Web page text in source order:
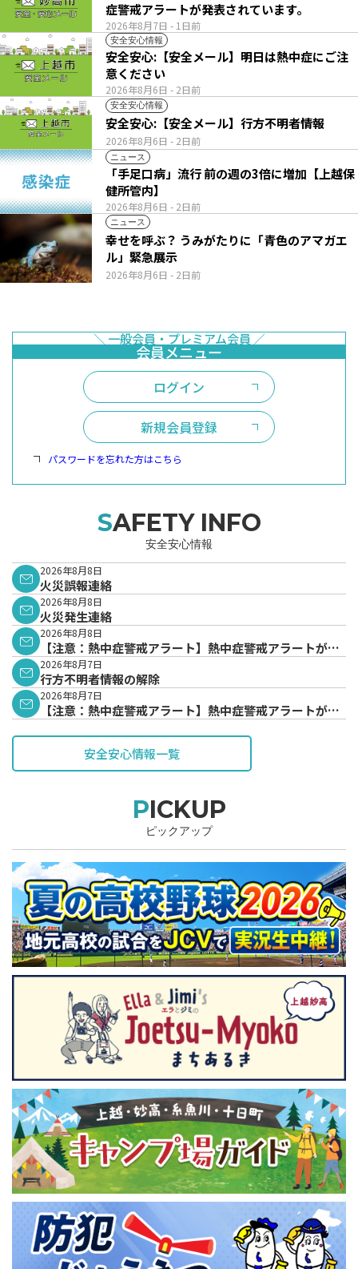
2026年8月7日 - 1日前
症警戒アラートが発表されています。
安全安心情報
2026年8月6日 - 2日前
安全安心:【安全メール】明日は熱中症にご注
意ください
安全安心情報
2026年8月6日 - 2日前
安全安心:【安全メール】行方不明者情報
ニュース
2026年8月6日 - 2日前
「手足口病」流行 前の週の3倍に増加【上越保
健所管内】
ニュース
2026年8月6日 - 2日前
幸せを呼ぶ？ うみがたりに「青色のアマガエ
ル」緊急展示
ログイン
新規会員登録
パスワードを忘れた方はこちら
SAFETY INFO
安全安心情報
2026年8月8日
火災誤報連絡
2026年8月8日
火災発生連絡
2026年8月8日
【注意：熱中症警戒アラート】熱中症警戒アラートが発
表されています。
2026年8月7日
行方不明者情報の解除
2026年8月7日
【注意：熱中症警戒アラート】熱中症警戒アラートが発
安全安心情報一覧
PICKUP
ピックアップ